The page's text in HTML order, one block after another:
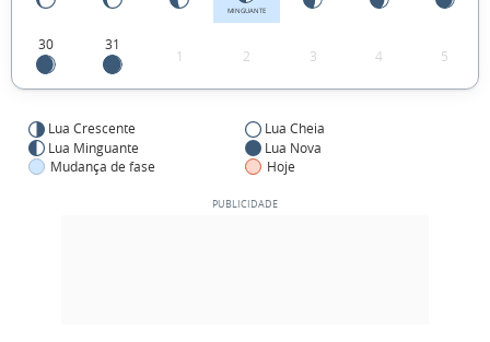
MINGUANTE
30 31
1 2 3 4 5
Lua Crescente
Lua Cheia
Lua Minguante
Lua Nova
Mudança de fase
Hoje